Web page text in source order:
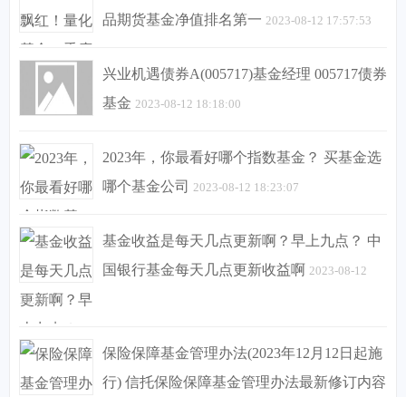
品期货基金净值排名第一 2023-08-12 17:57:53
兴业机遇债券A(005717)基金经理 005717债券
基金 2023-08-12 18:18:00
2023年，你最看好哪个指数基金？ 买基金选
哪个基金公司 2023-08-12 18:23:07
基金收益是每天几点更新啊？早上九点？ 中
国银行基金每天几点更新收益啊 2023-08-12
18:24:01
保险保障基金管理办法(2023年12月12日起施
行) 信托保险保障基金管理办法最新修订内容